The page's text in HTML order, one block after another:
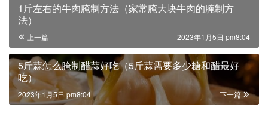
1斤左右的牛肉腌制方法（家常腌大块牛肉的腌制方
法）
上一篇 2023年1月5日 pm8:04
5斤蒜怎么腌制醋蒜好吃（5斤蒜需要多少糖和醋最好
吃）
下一篇
2023年1月5日 pm8:04